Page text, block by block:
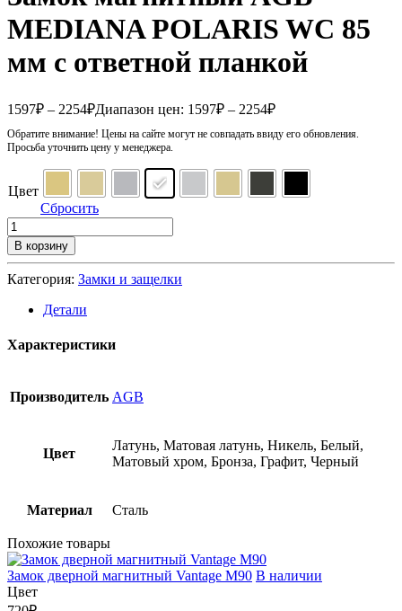
MEDIANA POLARIS WC 85
мм с ответной планкой
1597₽ – 2254₽Диапазон цен: 1597₽ – 2254₽
Обратите внимание! Цены на сайте могут не совпадать ввиду его обновления.
Просьба уточнить цену у менеджера.
Цвет
Сбросить
В корзину
Категория: Замки и защелки
Детали
Характеристики
Производитель AGB
Цвет
Латунь, Матовая латунь, Никель, Белый,
Матовый хром, Бронза, Графит, Черный
Материал Сталь
Похожие товары
Замок дверной магнитный Vantage М90 В наличии
Цвет